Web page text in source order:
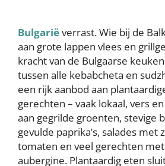
Bulgariëverrast. Wie bij de
aan grote lappen vlees en
kracht van de Bulgaarse
tussen alle kebabcheta en
een rijk aanbod aan
gerechten – vaak lokaal, vers
aan gegrilde groenten, stevige
gevulde paprika’s, salades met
tomaten en veel gerechten
aubergine. Plantaardig eten